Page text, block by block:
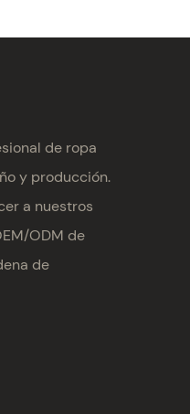
de ropa
y producción.
a nuestros
ODM de
de